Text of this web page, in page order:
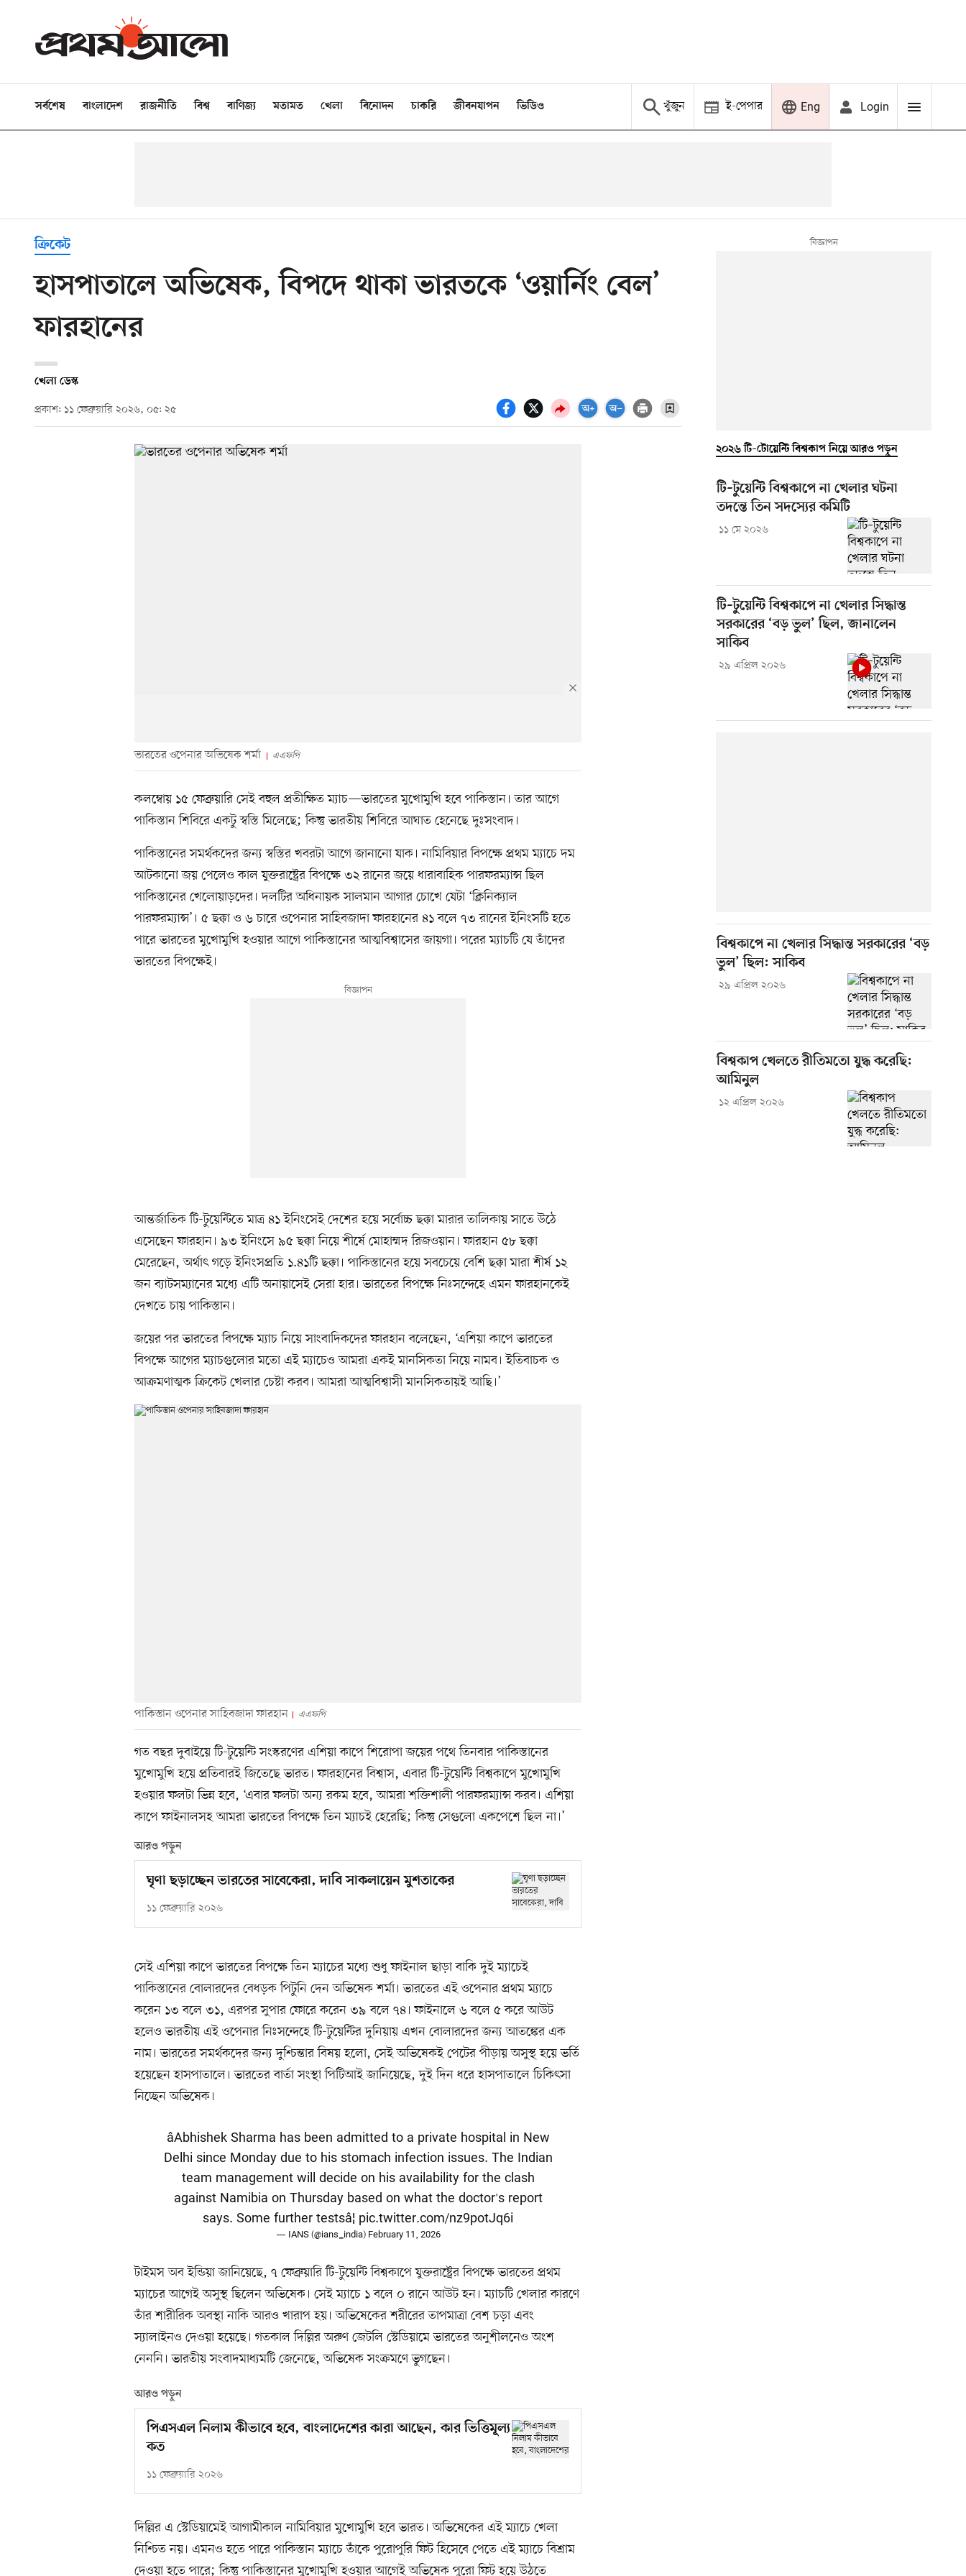
সর্বশেষ বাংলাদেশ রাজনীতি বিশ্ব বাণিজ্য মতামত খেলা বিনোদন চাকরি জীবনযাপন ভিডিও খুঁজুন ই-পেপার Eng Login
ক্রিকেট
হাসপাতালে অভিষেক, বিপদে থাকা ভারতকে ‘ওয়ার্নিং বেল’
ফারহানের
খেলা ডেস্ক
প্রকাশ: ১১ ফেব্রুয়ারি ২০২৬, ০৫: ২৫
ভারতের ওপেনার অভিষেক শর্মা এএফপি
কলম্বোয় ১৫ ফেব্রুয়ারি সেই বহুল প্রতীক্ষিত ম্যাচ—ভারতের মুখোমুখি হবে পাকিস্তান। তার আগে
পাকিস্তান শিবিরে একটু স্বস্তি মিলেছে; কিন্তু ভারতীয় শিবিরে আঘাত হেনেছে দুঃসংবাদ।
পাকিস্তানের সমর্থকদের জন্য স্বস্তির খবরটা আগে জানানো যাক। নামিবিয়ার বিপক্ষে প্রথম ম্যাচে দম
আটকানো জয় পেলেও কাল যুক্তরাষ্ট্রের বিপক্ষে ৩২ রানের জয়ে ধারাবাহিক পারফরম্যান্স ছিল
পাকিস্তানের খেলোয়াড়দের। দলটির অধিনায়ক সালমান আগার চোখে যেটা ‘ক্লিনিক্যাল
পারফরম্যান্স’। ৫ ছক্কা ও ৬ চারে ওপেনার সাহিবজাদা ফারহানের ৪১ বলে ৭৩ রানের ইনিংসটি হতে
পারে ভারতের মুখোমুখি হওয়ার আগে পাকিস্তানের আত্মবিশ্বাসের জায়গা। পরের ম্যাচটি যে তাঁদের
ভারতের বিপক্ষেই।
আন্তর্জাতিক টি-টুয়েন্টিতে মাত্র ৪১ ইনিংসেই দেশের হয়ে সর্বোচ্চ ছক্কা মারার তালিকায় সাতে উঠে
এসেছেন ফারহান। ৯৩ ইনিংসে ৯৫ ছক্কা নিয়ে শীর্ষে মোহাম্মদ রিজওয়ান। ফারহান ৫৮ ছক্কা
মেরেছেন, অর্থাৎ গড়ে ইনিংসপ্রতি ১.৪১টি ছক্কা। পাকিস্তানের হয়ে সবচেয়ে বেশি ছক্কা মারা শীর্ষ ১২
জন ব্যাটসম্যানের মধ্যে এটি অনায়াসেই সেরা হার। ভারতের বিপক্ষে নিঃসন্দেহে এমন ফারহানকেই
দেখতে চায় পাকিস্তান।
জয়ের পর ভারতের বিপক্ষে ম্যাচ নিয়ে সাংবাদিকদের ফারহান বলেছেন, ‘এশিয়া কাপে ভারতের
বিপক্ষে আগের ম্যাচগুলোর মতো এই ম্যাচেও আমরা একই মানসিকতা নিয়ে নামব। ইতিবাচক ও
আক্রমণাত্মক ক্রিকেট খেলার চেষ্টা করব। আমরা আত্মবিশ্বাসী মানসিকতায়ই আছি।’
পাকিস্তান ওপেনার সাহিবজাদা ফারহান এএফপি
গত বছর দুবাইয়ে টি-টুয়েন্টি সংস্করণের এশিয়া কাপে শিরোপা জয়ের পথে তিনবার পাকিস্তানের
মুখোমুখি হয়ে প্রতিবারই জিতেছে ভারত। ফারহানের বিশ্বাস, এবার টি-টুয়েন্টি বিশ্বকাপে মুখোমুখি
হওয়ার ফলটা ভিন্ন হবে, ‘এবার ফলটা অন্য রকম হবে, আমরা শক্তিশালী পারফরম্যান্স করব। এশিয়া
কাপে ফাইনালসহ আমরা ভারতের বিপক্ষে তিন ম্যাচই হেরেছি; কিন্তু সেগুলো একপেশে ছিল না।’
আরও পড়ুন
ঘৃণা ছড়াচ্ছেন ভারতের সাবেকেরা, দাবি সাকলায়েন মুশতাকের
১১ ফেব্রুয়ারি ২০২৬
সেই এশিয়া কাপে ভারতের বিপক্ষে তিন ম্যাচের মধ্যে শুধু ফাইনাল ছাড়া বাকি দুই ম্যাচেই
পাকিস্তানের বোলারদের বেধড়ক পিটুনি দেন অভিষেক শর্মা। ভারতের এই ওপেনার প্রথম ম্যাচে
করেন ১৩ বলে ৩১, এরপর সুপার ফোরে করেন ৩৯ বলে ৭৪। ফাইনালে ৬ বলে ৫ করে আউট
হলেও ভারতীয় এই ওপেনার নিঃসন্দেহে টি-টুয়েন্টির দুনিয়ায় এখন বোলারদের জন্য আতঙ্কের এক
নাম। ভারতের সমর্থকদের জন্য দুশ্চিন্তার বিষয় হলো, সেই অভিষেকই পেটের পীড়ায় অসুস্থ হয়ে ভর্তি
হয়েছেন হাসপাতালে। ভারতের বার্তা সংস্থা পিটিআই জানিয়েছে, দুই দিন ধরে হাসপাতালে চিকিৎসা
নিচ্ছেন অভিষেক।
âAbhishek Sharma has been admitted to a private hospital in New
Delhi since Monday due to his stomach infection issues. The Indian
team management will decide on his availability for the clash
against Namibia on Thursday based on what the doctor's report
says. Some further testsâ¦ pic.twitter.com/nz9potJq6i
— IANS (@ians_india) February 11, 2026
টাইমস অব ইন্ডিয়া জানিয়েছে, ৭ ফেব্রুয়ারি টি-টুয়েন্টি বিশ্বকাপে যুক্তরাষ্ট্রের বিপক্ষে ভারতের প্রথম
ম্যাচের আগেই অসুস্থ ছিলেন অভিষেক। সেই ম্যাচে ১ বলে ০ রানে আউট হন। ম্যাচটি খেলার কারণে
তাঁর শারীরিক অবস্থা নাকি আরও খারাপ হয়। অভিষেকের শরীরের তাপমাত্রা বেশ চড়া এবং
স্যালাইনও দেওয়া হয়েছে। গতকাল দিল্লির অরুণ জেটলি স্টেডিয়ামে ভারতের অনুশীলনেও অংশ
নেননি। ভারতীয় সংবাদমাধ্যমটি জেনেছে, অভিষেক সংক্রমণে ভুগছেন।
আরও পড়ুন
পিএসএল নিলাম কীভাবে হবে, বাংলাদেশের কারা আছেন, কার ভিত্তিমূল্য
কত
১১ ফেব্রুয়ারি ২০২৬
দিল্লির এ স্টেডিয়ামেই আগামীকাল নামিবিয়ার মুখোমুখি হবে ভারত। অভিষেকের এই ম্যাচে খেলা
নিশ্চিত নয়। এমনও হতে পারে পাকিস্তান ম্যাচে তাঁকে পুরোপুরি ফিট হিসেবে পেতে এই ম্যাচে বিশ্রাম
দেওয়া হতে পারে; কিন্তু পাকিস্তানের মুখোমুখি হওয়ার আগেই অভিষেক পুরো ফিট হয়ে উঠতে
২০২৬ টি–টোয়েন্টি বিশ্বকাপ নিয়ে আরও পড়ুন
টি–টুয়েন্টি বিশ্বকাপে না খেলার ঘটনা
তদন্তে তিন সদস্যের কমিটি
১১ মে ২০২৬
টি–টুয়েন্টি বিশ্বকাপে না খেলার সিদ্ধান্ত
সরকারের ‘বড় ভুল’ ছিল, জানালেন
সাকিব
২৯ এপ্রিল ২০২৬
বিশ্বকাপে না খেলার সিদ্ধান্ত সরকারের ‘বড়
ভুল’ ছিল: সাকিব
২৯ এপ্রিল ২০২৬
বিশ্বকাপ খেলতে রীতিমতো যুদ্ধ করেছি:
আমিনুল
১২ এপ্রিল ২০২৬